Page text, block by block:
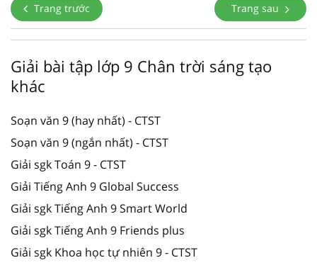
Trang trước Trang sau
Giải bài tập lớp 9 Chân trời sáng tạo
khác
Soạn văn 9 (hay nhất) - CTST
Soạn văn 9 (ngắn nhất) - CTST
Giải sgk Toán 9 - CTST
Giải Tiếng Anh 9 Global Success
Giải sgk Tiếng Anh 9 Smart World
Giải sgk Tiếng Anh 9 Friends plus
Giải sgk Khoa học tự nhiên 9 - CTST